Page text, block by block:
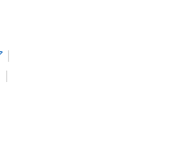
|
|